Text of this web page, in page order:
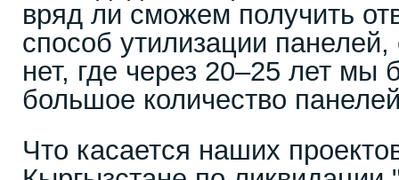
вряд ли сможем получить
способ утилизации
нет, где через 20–25 лет мы
большое количество
Что касается наших